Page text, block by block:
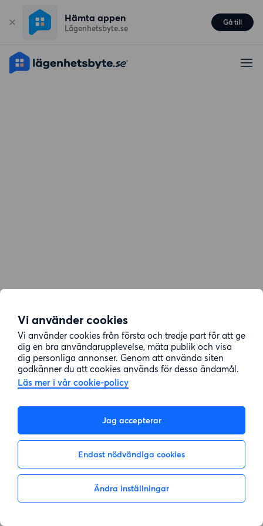
Vi använder cookies
Vi använder cookies från första och tredje part för att ge
dig en bra användarupplevelse, mäta publik och visa
dig personliga annonser. Genom att använda siten
godkänner du att cookies används för dessa ändamål.
Läs mer i vår cookie-policy
Jag accepterar
Endast nödvändiga cookies
Ändra inställningar
Hämta appen
Lägenhetsbyte.se
Gå till